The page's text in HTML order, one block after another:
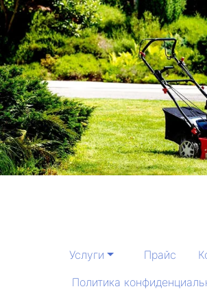
Услуги Прайс
Политика